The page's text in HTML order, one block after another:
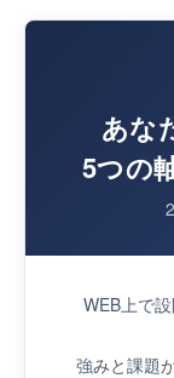
あな
5つの
WEB上で
強みと課題